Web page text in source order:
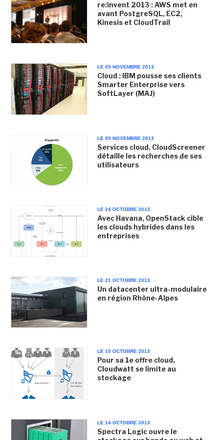
re:invent 2013 : AWS met en
avant PostgreSQL, EC2,
Kinesis et CloudTrail
LE 05 NOVEMBRE 2013
Cloud : IBM pousse ses clients
Smarter Enterprise vers
SoftLayer (MAJ)
LE 05 NOVEMBRE 2013
Services cloud, CloudScreener
détaille les recherches de ses
utilisateurs
LE 24 OCTOBRE 2013
Avec Havana, OpenStack cible
les clouds hybrides dans les
entreprises
LE 21 OCTOBRE 2013
Un datacenter ultra-modulaire
en région Rhône-Alpes
LE 15 OCTOBRE 2013
Pour sa 1e offre cloud,
Cloudwatt se limite au
stockage
LE 14 OCTOBRE 2013
Spectra Logic ouvre le